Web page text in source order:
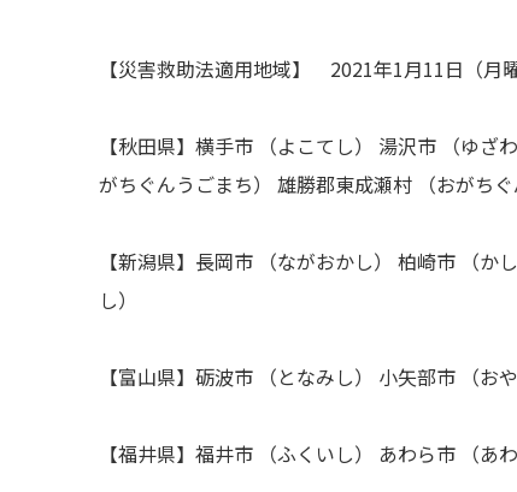
【災害救助法適用地域】 2021年1月11日（月
【秋田県】横手市 （よこてし） 湯沢市 （ゆ
がちぐんうごまち） 雄勝郡東成瀬村 （おがちぐ
【新潟県】長岡市 （ながおかし） 柏崎市 （
し）
【富山県】砺波市 （となみし） 小矢部市 （お
【福井県】福井市 （ふくいし） あわら市 （あ